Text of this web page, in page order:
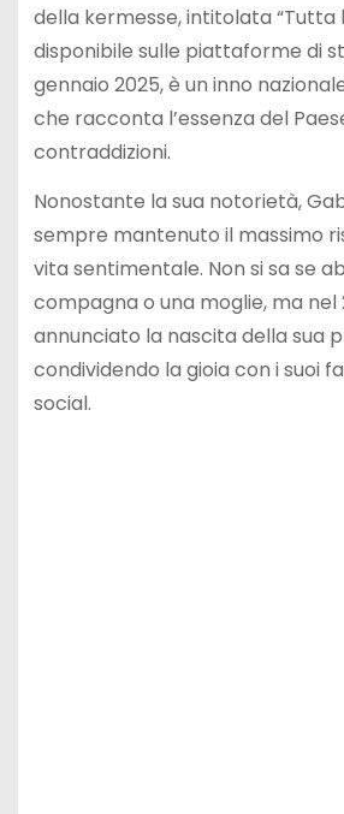
della kermesse, intitolata “Tutta
disponibile sulle piattaforme di
gennaio 2025, è un inno
che racconta l’essenza del
contraddizioni.
Nonostante la sua notorietà,
sempre mantenuto il massimo
vita sentimentale. Non si sa se
compagna o una moglie, ma nel
annunciato la nascita della sua
condividendo la gioia con i suoi
social.